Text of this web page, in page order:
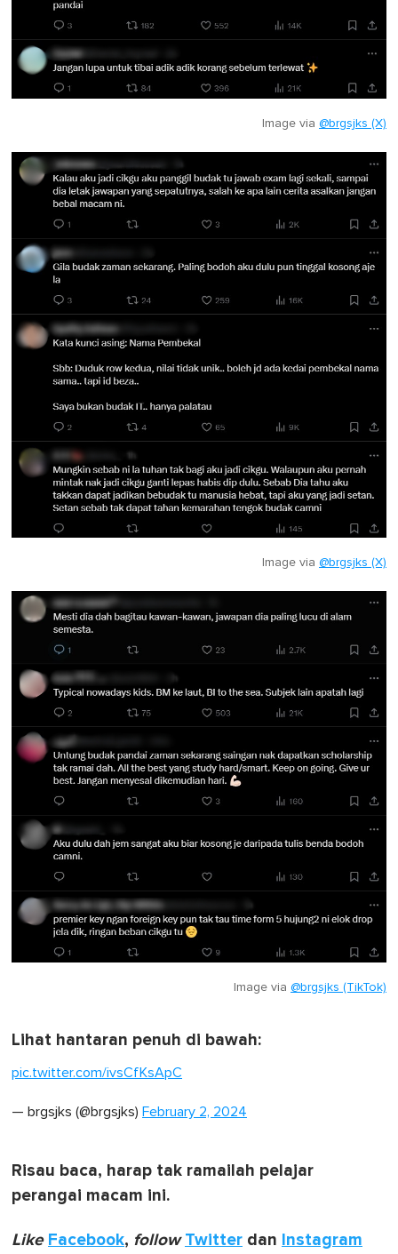
Image via @brgsjks (X)
Image via @brgsjks (X)
Image via @brgsjks (TikTok)
Lihat hantaran penuh di bawah:
pic.twitter.com/ivsCfKsApC
— brgsjks (@brgsjks) February 2, 2024
Risau baca, harap tak ramailah pelajar
perangai macam ini.
Like Facebook, follow Twitter dan Instagram